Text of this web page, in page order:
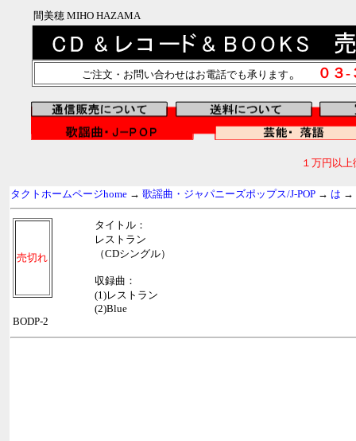
間美穂 MIHO HAZAMA
ご注文・お問い合わせはお電話でも承ります。 ０３
１万円以
タクトホームページhome → 歌謡曲・ジャパニーズポップス/J-POP → は →
売切れ
タイトル：
レストラン
（CDシングル）
収録曲：
(1)レストラン
(2)Blue
BODP-2